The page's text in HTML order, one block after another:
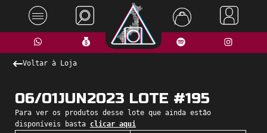
Voltar à Loja
06/01JUN2023 LOTE #195
Para ver os produtos desse lote que ainda estão
disponíveis basta clicar aqui